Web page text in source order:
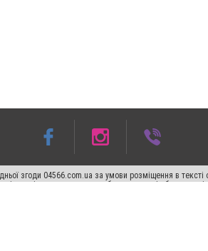
згоди 04566.com.ua за умови розміщення в
статті не нижче другого абзацу в тексті або в